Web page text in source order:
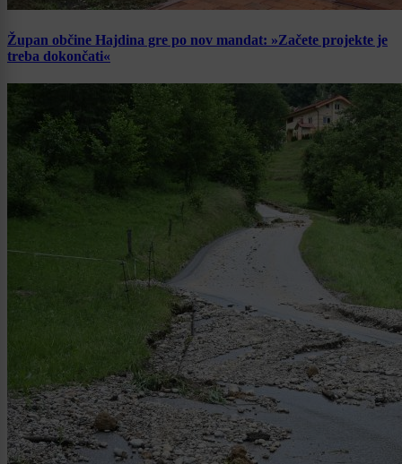
Župan občine Hajdina gre po nov mandat: »Začete projekte je
treba dokončati«